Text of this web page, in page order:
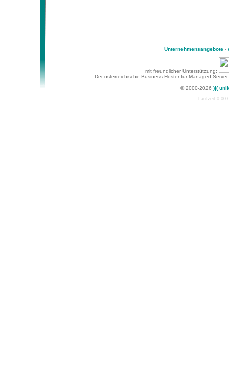
Unternehmensangebote-
mit freundlicher Unterstützung:
Der österreichische Business Hoster für Managed
© 2000-2026 )|(